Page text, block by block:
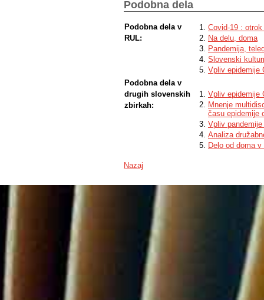
Podobna dela
Podobna dela v
RUL:
Covid-19 :
Na delu, doma
Pandemija,
Slovenski
Vpliv epidemije
Podobna dela v
drugih slovenskih
zbirkah:
Vpliv epidemije
Mnenje
času epidemije
Vpliv
Analiza
Delo od doma
Nazaj